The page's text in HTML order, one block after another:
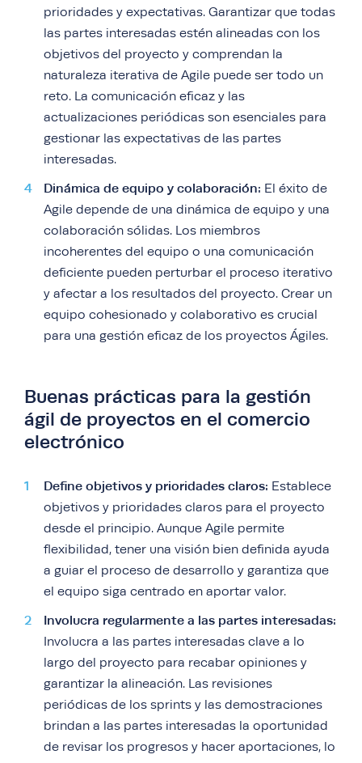
prioridades y expectativas. Garantizar que todas
las partes interesadas estén alineadas con los
objetivos del proyecto y comprendan la
naturaleza iterativa de Agile puede ser todo un
reto. La comunicación eficaz y las
actualizaciones periódicas son esenciales para
gestionar las expectativas de las partes
interesadas.
Dinámica de equipo y colaboración: El éxito de
Agile depende de una dinámica de equipo y una
colaboración sólidas. Los miembros
incoherentes del equipo o una comunicación
deficiente pueden perturbar el proceso iterativo
y afectar a los resultados del proyecto. Crear un
equipo cohesionado y colaborativo es crucial
para una gestión eficaz de los proyectos Ágiles.
Buenas prácticas para la gestión
ágil de proyectos en el comercio
electrónico
Define objetivos y prioridades claros: Establece
objetivos y prioridades claros para el proyecto
desde el principio. Aunque Agile permite
flexibilidad, tener una visión bien definida ayuda
a guiar el proceso de desarrollo y garantiza que
el equipo siga centrado en aportar valor.
Involucra regularmente a las partes interesadas:
Involucra a las partes interesadas clave a lo
largo del proyecto para recabar opiniones y
garantizar la alineación. Las revisiones
periódicas de los sprints y las demostraciones
brindan a las partes interesadas la oportunidad
de revisar los progresos y hacer aportaciones, lo